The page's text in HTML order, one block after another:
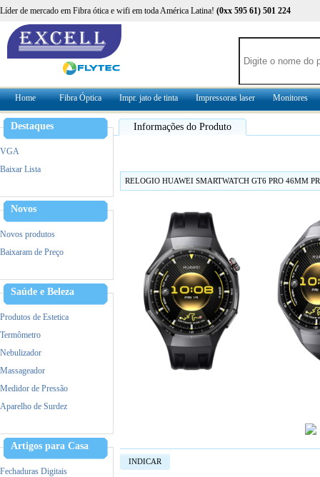
Líder de mercado em Fibra ótica e wifi em toda América Latina! (0xx 595 61) 501 224
Home Fibra Óptica Impr. jato de tinta Impressoras laser Monitores
Destaques
VGA
Baixar Lista
Novos
Novos produtos
Baixaram de Preço
Saúde e Beleza
Produtos de Estetica
Termômetro
Nebulizador
Massageador
Medidor de Pressão
Aparelho de Surdez
Tratamento capilar
Maquina de Tosa
Artigos para Casa
Fechaduras Digitais
Informações do Produto
RELOGIO HUAWEI SMARTWATCH GT6 PRO 46MM
INDICAR